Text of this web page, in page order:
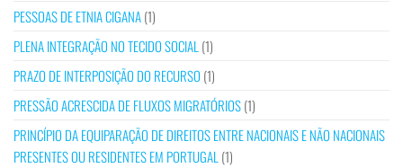
PESSOAS DE ETNIA CIGANA(1)
PLENA INTEGRAÇÃO NO TECIDO SOCIAL (1)
PRAZO DE INTERPOSIÇÃO DO RECURSO (1)
PRESSÃO ACRESCIDA DE FLUXOS MIGRATÓRIOS(1)
PRINCÍPIO DA EQUIPARAÇÃO DE DIREITOS ENTRE NACIONAIS E NÃO NACIONAIS
PRESENTES OU RESIDENTES EM PORTUGAL (1)